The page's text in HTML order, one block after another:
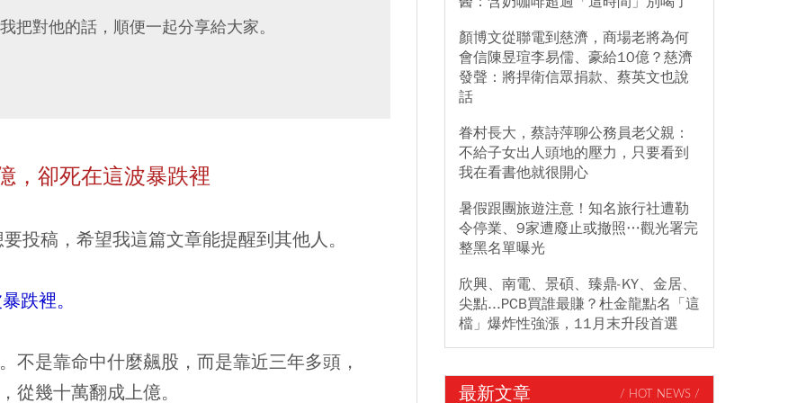
把對他的話，順便一起分享給大家。
，卻死在這波暴跌裡
投稿，希望我這篇文章能提醒到其他人。
跌裡。
不是靠命中什麼飆股，而是靠近三年多頭，
從幾十萬翻成上億。
顏博文從聯電到慈濟，商場老將為何
會信陳昱瑄李易儒、豪給10億？慈濟
發聲：將捍衛信眾捐款、蔡英文也說
話
眷村長大，蔡詩萍聊公務員老父親：
不給子女出人頭地的壓力，只要看到
我在看書他就很開心
暑假跟團旅遊注意！知名旅行社遭勒
令停業、9家遭廢止或撤照…觀光署完
整黑名單曝光
欣興、南電、景碩、臻鼎-KY、金居、
尖點...PCB買誰最賺？杜金龍點名「這
檔」爆炸性強漲，11月末升段首選
最新文章 / HOT NEWS /